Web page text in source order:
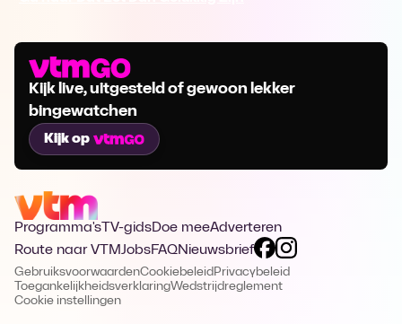
Kijk live, uitgesteld of gewoon lekker
bingewatchen
Kijk op
Programma's TV-gidsDoe meeAdverteren
Route naar VTMJobsFAQNieuwsbrief
GebruiksvoorwaardenCookiebeleid Privacybeleid
ToegankelijkheidsverklaringWedstrijdreglement
Cookie instellingen